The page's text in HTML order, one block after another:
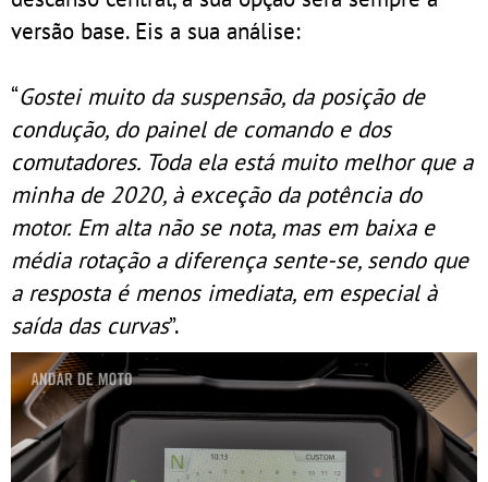
versão base. Eis a sua análise:
“Gostei muito da suspensão, da posição de
condução, do painel de comando e dos
comutadores. Toda ela está muito melhor que a
minha de 2020, à exceção da potência do
motor. Em alta não se nota, mas em baixa e
média rotação a diferença sente-se, sendo que
a resposta é menos imediata, em especial à
saída das curvas”.